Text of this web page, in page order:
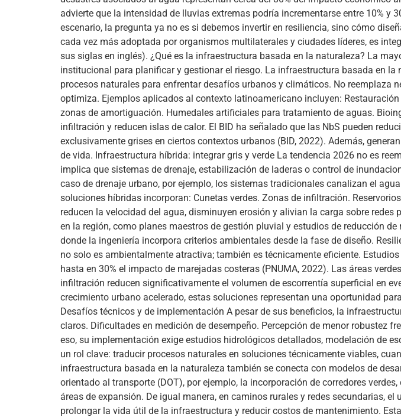
advierte que la intensidad de lluvias extremas podría incrementarse entre 10% y
escenario, la pregunta ya no es si debemos invertir en resiliencia, sino cómo
cada vez más adoptada por organismos multilaterales y ciudades líderes, es
sus siglas en inglés). ¿Qué es la infraestructura basada en la naturaleza? La
institucional para planificar y gestionar el riesgo. La infraestructura basada en
procesos naturales para enfrentar desafíos urbanos y climáticos. No
optimiza. Ejemplos aplicados al contexto latinoamericano incluyen:
zonas de amortiguación. Humedales artificiales para tratamiento de aguas.
infiltración y reducen islas de calor. El BID ha señalado que las NbS pueden
exclusivamente grises en ciertos contextos urbanos (BID, 2022). Además,
de vida. Infraestructura híbrida: integrar gris y verde La tendencia 2026 no es
implica que sistemas de drenaje, estabilización de laderas o control de
caso de drenaje urbano, por ejemplo, los sistemas tradicionales canalizan el
soluciones híbridas incorporan: Cunetas verdes. Zonas de infiltración.
reducen la velocidad del agua, disminuyen erosión y alivian la carga sobre
en la región, como planes maestros de gestión pluvial y estudios de reducción
donde la ingeniería incorpora criterios ambientales desde la fase de diseño.
no solo es ambientalmente atractiva; también es técnicamente eficiente.
hasta en 30% el impacto de marejadas costeras (PNUMA, 2022). Las áreas
infiltración reducen significativamente el volumen de escorrentía superficial en
crecimiento urbano acelerado, estas soluciones representan una oportunidad
Desafíos técnicos y de implementación A pesar de sus beneficios, la
claros. Dificultades en medición de desempeño. Percepción de menor robustez
eso, su implementación exige estudios hidrológicos detallados, modelación de
un rol clave: traducir procesos naturales en soluciones técnicamente viables,
infraestructura basada en la naturaleza también se conecta con modelos de
orientado al transporte (DOT), por ejemplo, la incorporación de corredores
áreas de expansión. De igual manera, en caminos rurales y redes secundarias,
prolongar la vida útil de la infraestructura y reducir costos de mantenimiento.